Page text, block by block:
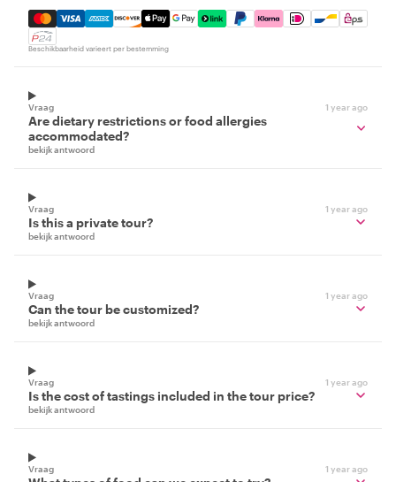
Mastercard, Visa, Amex, Discover, Apple Pay, Google
Beschikbaarheid varieert per bestemming
Vraag 1 year ago
Are dietary restrictions or food allergies
accommodated?
bekijk antwoord
Vraag 1 year ago
Is this a private tour?
bekijk antwoord
Vraag 1 year ago
Can the tour be customized?
bekijk antwoord
Vraag 1 year ago
Is the cost of tastings included in the tour price?
bekijk antwoord
Vraag 1 year ago